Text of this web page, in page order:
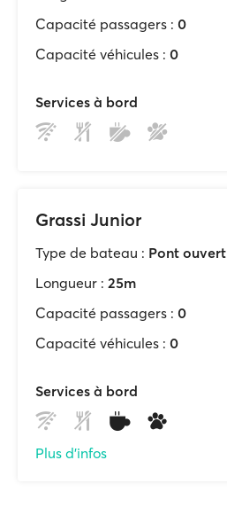
Capacité passagers : 0
Capacité véhicules : 0
Services à bord
Grassi Junior
Type de bateau : Pont ouvert
Longueur : 25m
Capacité passagers : 0
Capacité véhicules : 0
Services à bord
Plus d'infos